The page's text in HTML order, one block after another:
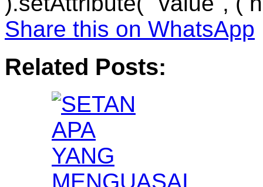
Share this on WhatsApp
Related Posts: